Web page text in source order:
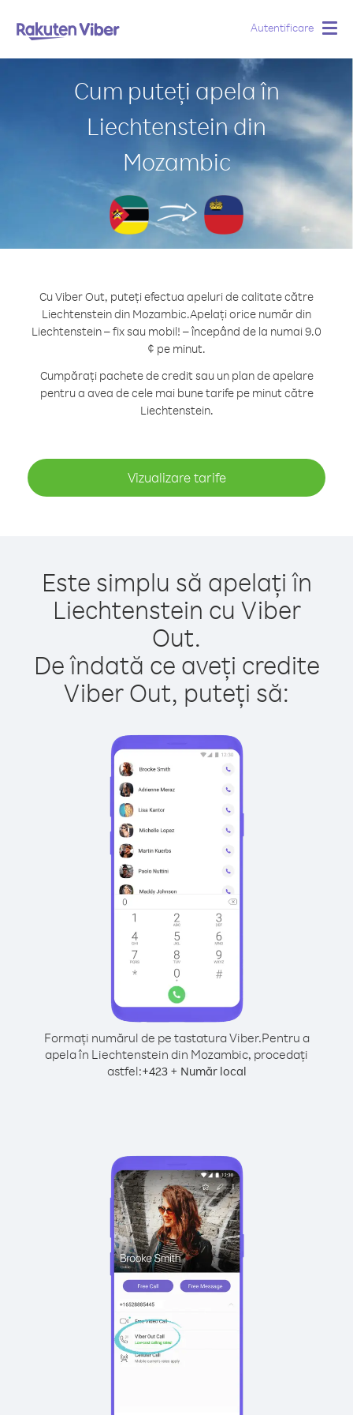
Autentificare
Cum puteți apela în
Liechtenstein din
Mozambic
Cu Viber Out, puteți efectua apeluri de calitate către
Liechtenstein din Mozambic.Apelați orice număr din
Liechtenstein – fix sau mobil! – începând de la numai 9.0
¢ pe minut.
Cumpărați pachete de credit sau un plan de apelare
pentru a avea de cele mai bune tarife pe minut către
Liechtenstein.
Vizualizare tarife
Este simplu să apelați în
Liechtenstein cu Viber
Out.
De îndată ce aveți credite
Viber Out, puteți să:
Formați numărul de pe tastatura Viber.Pentru a
apela în Liechtenstein din Mozambic, procedați
astfel:+423+ Număr local